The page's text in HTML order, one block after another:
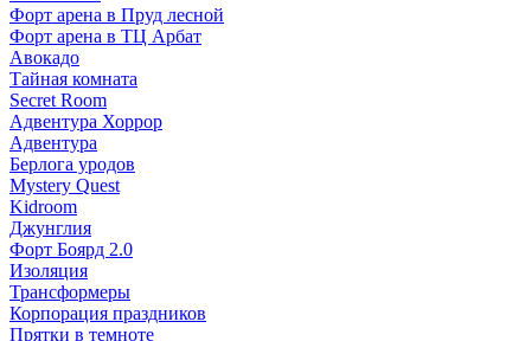
Форт арена в Пруд лесной
Форт арена в ТЦ Арбат
Авокадо
Тайная комната
Secret Room
Адвентура Хоррор
Адвентура
Берлога уродов
Mystery Quest
Kidroom
Джунглия
Форт Боярд 2.0
Изоляция
Трансформеры
Корпорация праздников
Прятки в темноте